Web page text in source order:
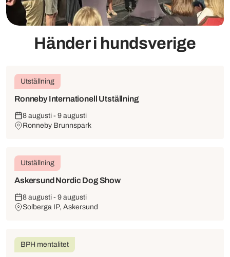
Händer i hundsverige
Utställning
Ronneby Internationell Utställning
8 augusti - 9 augusti
Ronneby Brunnspark
Utställning
Askersund Nordic Dog Show
8 augusti - 9 augusti
Solberga IP, Askersund
BPH mentalitet